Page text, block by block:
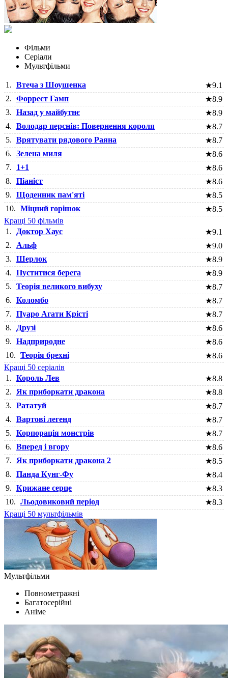
Фільми
Серіали
Мультфільми
1. Втеча з Шоушенка ★9.1
2. Форрест Гамп ★8.9
3. Назад у майбутнє ★8.9
4. Володар перснів: Повернення короля ★8.7
5. Врятувати рядового Раяна ★8.7
6. Зелена миля ★8.6
7.
1+1 ★8.6
8. Піаніст ★8.6
9. Щоденник пам'яті ★8.5
10. Міцний горішок ★8.5
Кращі 50 фільмів
1.
Доктор Хаус ★9.1
2.
Альф ★9.0
3. Шерлок ★8.9
4. Пуститися берега ★8.9
5. Теорія великого вибуху ★8.7
6. Коломбо ★8.7
7. Пуаро Агати Крісті ★8.7
8.
Друзі ★8.6
9. Надприродне ★8.6
10. Теорія брехні ★8.6
Кращі 50 серіалів
1. Король Лев ★8.8
2.
Як приборкати дракона ★8.8
3. Рататуй ★8.7
4. Вартові легенд ★8.7
5. Корпорація монстрів ★8.7
6. Вперед і вгору ★8.6
7.
Як приборкати дракона 2 ★8.5
8. Панда Кунг-Фу ★8.4
9. Крижане серце ★8.3
10. Льодовиковий період ★8.3
Кращі 50 мультфільмів
Мультфільми
Повнометражні
Багатосерійні
Аніме